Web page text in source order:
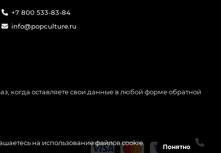
на использование файлов cookie.
Понятно
+7 800 533-83-84
info@popculture.ru
когда оставляете свои данные в любой форме обратной